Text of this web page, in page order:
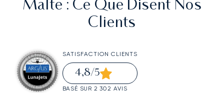
Malte : Ce Que Disent Nos
Clients
SATISFACTION CLIENTS
4,8/5
BASÉ SUR 2 302 AVIS